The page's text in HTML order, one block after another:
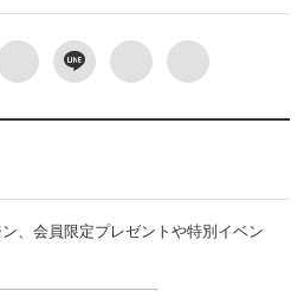
、会員限定プレゼントや特別イベン